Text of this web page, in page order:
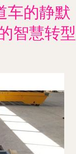
车的静默
智慧转型